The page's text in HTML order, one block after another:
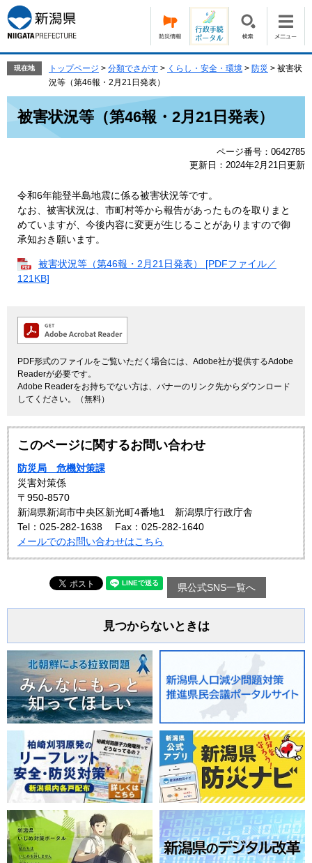
ー
ジ
の
で
す。
ニ
ュ
ー
ば
本
現在地 トップページ > 分類でさがす > くらし・安全・環境 > 防災 > 被害状
況等（第46報・2月21日発表）
被害状況等（第46報・2月21日発表）
ページ番号：0642785
更新日：2024年2月21日更新
令和6年能登半島地震に係る被害状況等です。
なお、被害状況は、市町村等から報告があったものを取りまと
めていますが、今後内容に変更が生じることがありますので御
承知おき願います。
被害状況等（第46報・2月21日発表） [PDFファイル／
121KB]
PDF形式のファイルをご覧いただく場合には、Adobe社が提供するAdobe
Readerが必要です。
Adobe Readerをお持ちでない方は、バナーのリンク先からダウンロード
してください。（無料）
このページに関するお問い合わせ
防災局 危機対策課
災害対策係
〒950-8570
新潟県新潟市中央区新光町4番地1 新潟県庁行政庁舎
Tel：025-282-1638
Fax：025-282-1640
メールでのお問い合わせはこちら
県公式SNS一覧へ
見つからないときは